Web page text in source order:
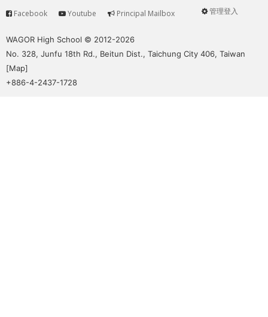
User
管理登入
Service
Facebook Youtube Principal Mailbox
WAGOR High School © 2012-2026
No. 328, Junfu 18th Rd., Beitun Dist., Taichung City 406, Taiwan
[Map]
+886-4-2437-1728